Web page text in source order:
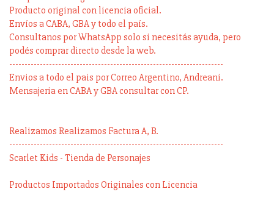
Producto original con licencia oficial.
Envíos a CABA, GBA y todo el país.
Consultanos por WhatsApp solo si necesitás ayuda, pero
podés comprar directo desde la web.
----------------------------------------------------------------------
Envios a todo el pais por Correo Argentino, Andreani.
Mensajeria en CABA y GBA consultar con CP.
Realizamos Realizamos Factura A, B.
----------------------------------------------------------------------
Scarlet Kids - Tienda de Personajes
Productos Importados Originales con Licencia